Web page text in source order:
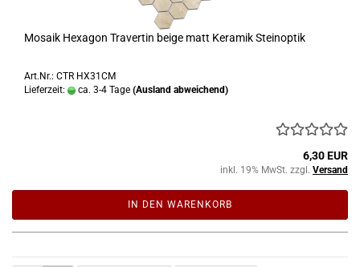
Mosaik Hexagon Travertin beige matt Keramik Steinoptik
Art.Nr.: CTR HX31CM
Lieferzeit:
ca. 3-4 Tage (Ausland abweichend)
6,30 EUR
inkl. 19% MwSt. zzgl. Versand
IN DEN WARENKORB